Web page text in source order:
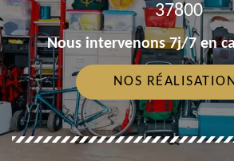
37800
Nous intervenons 7j/7 en
NOS